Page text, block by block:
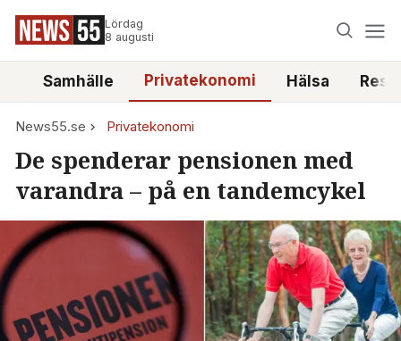
Lördag
8 augusti
Samhälle Privatekonomi Hälsa
News55.se Privatekonomi
De spenderar pensionen med
varandra – på en tandemcykel